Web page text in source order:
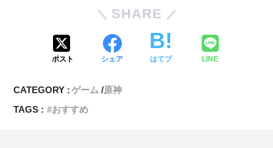
SHARE
ポスト シェア はてブ LINE
CATEGORY :ゲーム
原神
TAGS :
おすすめ